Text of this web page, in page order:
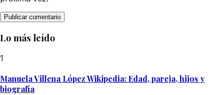
Lo más leído
1
Manuela Villena López Wikipedia: Edad, pareja, hijos y
biografía